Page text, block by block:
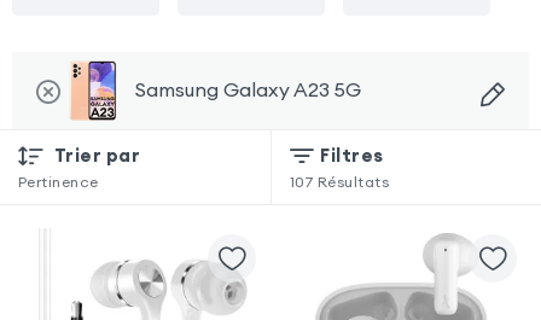
Samsung Galaxy A23 5G
Trier par
Pertinence
Filtres
107 Résultats